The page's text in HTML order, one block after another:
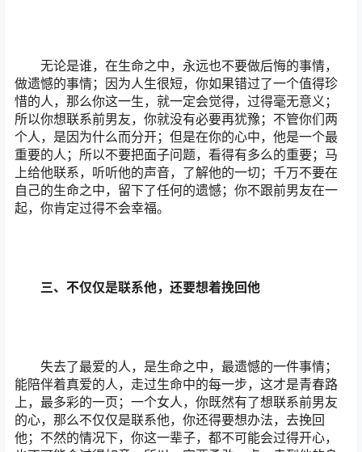
无论是谁，在生命之中，永远也不要做后悔的事情，
做遗憾的事情；因为人生很短，你如果错过了一个值得珍
惜的人，那么你这一生，就一定会觉得，过得毫无意义；
所以你想联系前男友，你就没有必要再犹豫；不管你们两
个人，是因为什么而分开；但是在你的心中，他是一个最
重要的人；所以不要把面子问题，看得有多么的重要；马
上给他联系，听听他的声音，了解他的一切；千万不要在
自己的生命之中，留下了任何的遗憾；你不跟前男友在一
起，你肯定过得不会幸福。
三、不仅仅是联系他，还要想着挽回他
失去了最爱的人，是生命之中，最遗憾的一件事情；
能陪伴着真爱的人，走过生命中的每一步，这才是青春路
上，最多彩的一页；一个女人，你既然有了想联系前男友
的心，那么不仅仅是联系他，你还得要想办法，去挽回
他；不然的情况下，你这一辈子，都不可能会过得开心，